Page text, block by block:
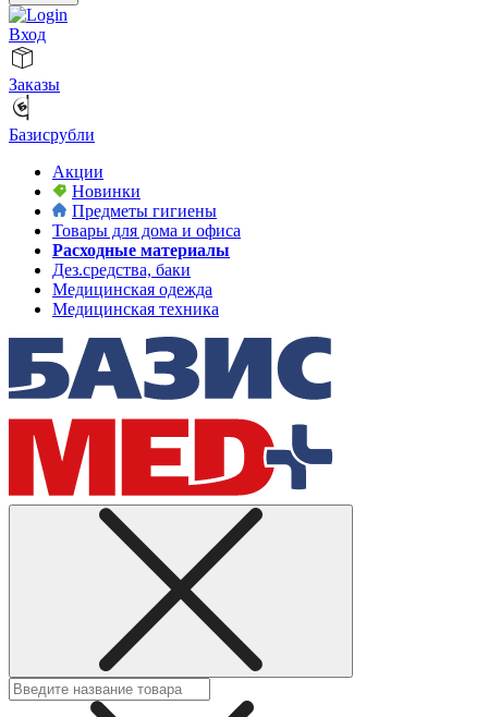
Вход
Заказы
Базисрубли
Акции
Новинки
Предметы гигиены
Товары для дома и офиса
Расходные материалы
Дез.средства, баки
Медицинская одежда
Медицинская техника